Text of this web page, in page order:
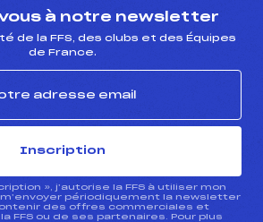
à notre newsletter
de la FFS, des clubs et des Équipes
de France.
Inscription
», j’autorise la FFS à utiliser mon
périodiquement la newsletter
des offres commerciales et
FFS ou de ses partenaires. Pour plus